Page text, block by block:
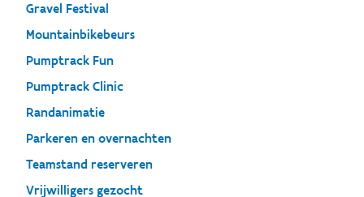
Gravel Festival
Mountainbikebeurs
Pumptrack Fun
Pumptrack Clinic
Randanimatie
Parkeren en overnachten
Teamstand reserveren
Vrijwilligers gezocht